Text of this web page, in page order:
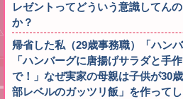
レゼントってどういう意識してん
か？
帰省した私（29歳事務職）「ハン
「ハンバーグに唐揚げサラダと手
で！」なぜ実家の母親は子供が30
部レベルのガッツリ飯」を作って